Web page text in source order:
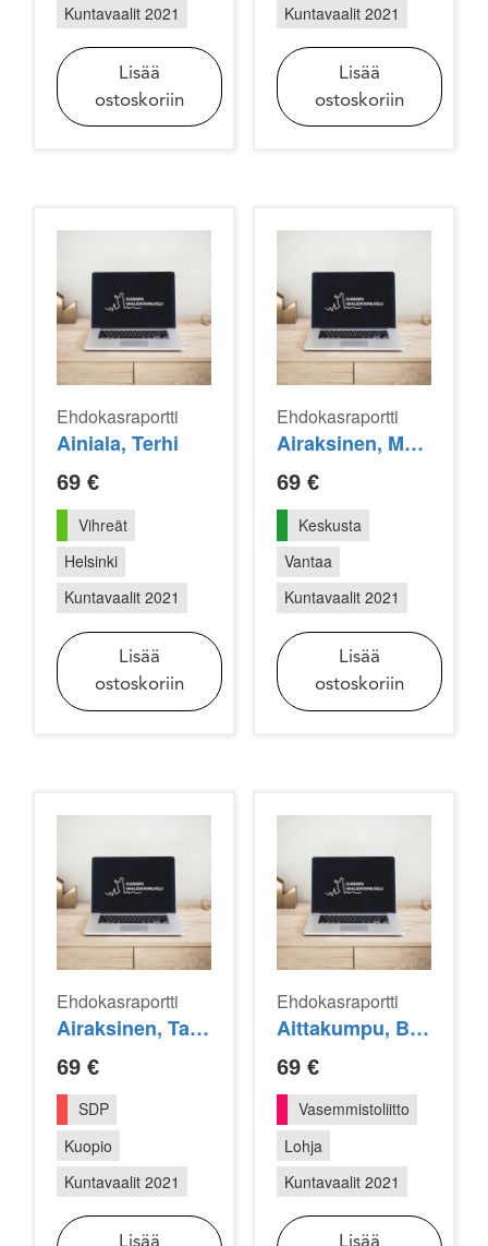
Kuntavaalit 2021
Lisää
ostoskoriin
Kuntavaalit 2021
Lisää
ostoskoriin
Ehdokasraportti
Ainiala, Terhi
69 €
Vihreät
Helsinki
Kuntavaalit 2021
Lisää
ostoskoriin
Ehdokasraportti
Airaksinen, Marja
69 €
Keskusta
Vantaa
Kuntavaalit 2021
Lisää
ostoskoriin
Ehdokasraportti
Airaksinen, Tanja
69 €
SDP
Kuopio
Kuntavaalit 2021
Lisää
Ehdokasraportti
Aittakumpu, Birgit
69 €
Vasemmistoliitto
Lohja
Kuntavaalit 2021
Lisää